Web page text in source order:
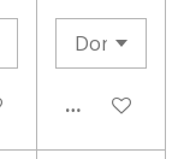
IN